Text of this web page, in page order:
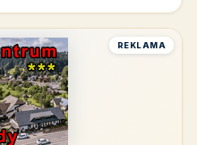
REKLAMA